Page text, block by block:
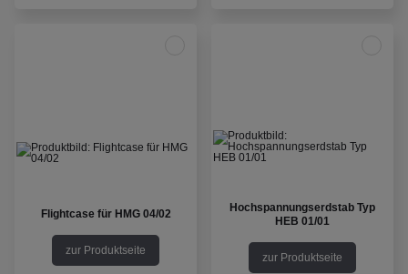
Flightcase für HMG 04/02
zur Produktseite
Hochspannungserdstab Typ
HEB 01/01
zur Produktseite